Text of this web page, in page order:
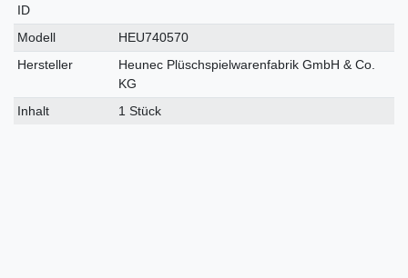
ID
Modell
HEU740570
Hersteller
Heunec Plüschspielwarenfabrik GmbH & Co.
KG
Inhalt
1 Stück